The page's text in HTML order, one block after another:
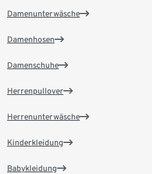
Damenunterwäsche
Damenhosen
Damenschuhe
Herrenpullover
Herrenunterwäsche
Kinderkleidung
Babykleidung